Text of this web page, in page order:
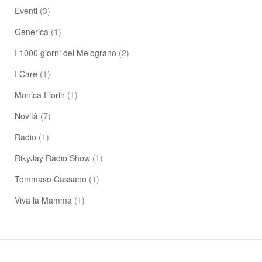
Eventi (3)
Generica (1)
I 1000 giorni del Melograno (2)
I Care (1)
Monica Fiorin (1)
Novità (7)
Radio (1)
RikyJay Radio Show (1)
Tommaso Cassano (1)
Viva la Mamma (1)